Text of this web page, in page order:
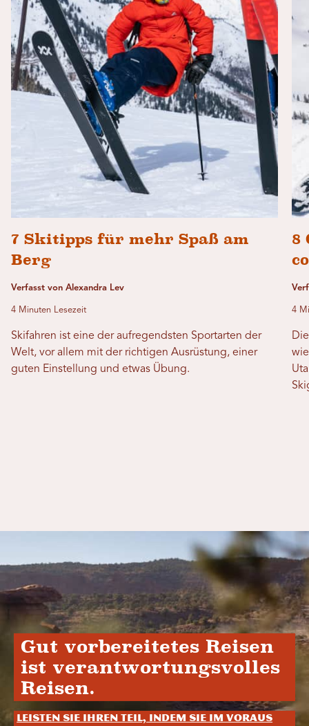
7 Skitipps für mehr Spaß am
Berg
Verfasst von Alexandra Lev
4 Minuten Lesezeit
Skifahren ist eine der aufregendsten Sportarten der
Welt, vor allem mit der richtigen Ausrüstung, einer
guten Einstellung und etwas Übung.
8
4
Gut vorbereitetes Reisen
ist verantwortungsvolles
Reisen.
Leisten Sie Ihren Teil, indem Sie im Voraus